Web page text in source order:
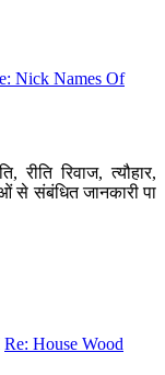
Nick Names Of
रिवाज, त्यौहार,
से संबंधित जानकारी पा
Re: House Wood